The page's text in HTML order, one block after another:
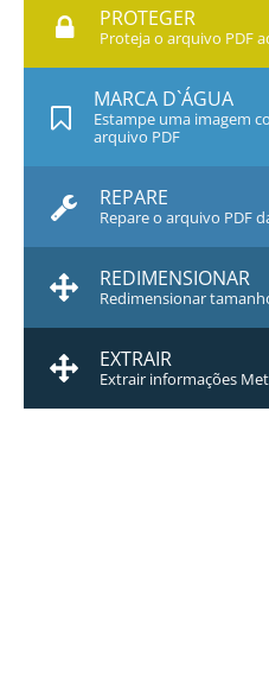
PROTEGER
Proteja o arquivo PDF
MARCA D`ÁGUA
Estampe uma imagem
arquivo PDF
REPARE
Repare o arquivo PDF
REDIMENSIONAR
Redimensionar
EXTRAIR
Extrair informações